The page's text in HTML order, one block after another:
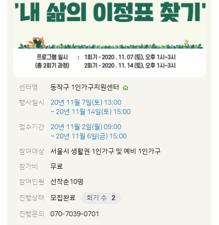
센터명
동작구 1인가구지원센터
행사일시
20년 11월 7일(토) 13:00
~ 20년 11월 14일(토) 15:00
접수기간
20년 11월 2일(월) 09:00
~ 20년 11월 6일(금) 15:00
참여대상
서울시 생활권 1인가구 및 예비 1인가구
참가비
무료
참여인원
선착순10명
진행상태 모집완료 회기 수 2
진행문의
070-7039-0701